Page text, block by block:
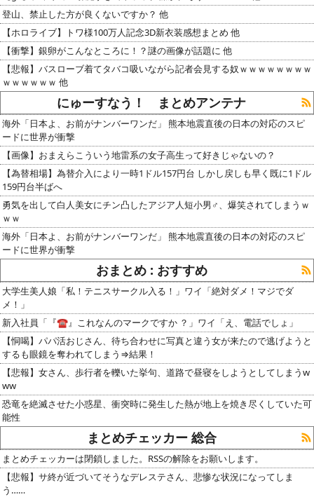
登山、禁止した方が良くないですか？ 他
【ホロライブ】トワ様100万人記念3D新衣装感想まとめ 他
【衝撃】銀卵がこんなところに！？謎の画像が話題に 他
【悲報】バスローブ着てタバコ吸いながら記者会見する奴ｗｗｗｗｗｗｗｗ
ｗｗｗｗｗｗ 他
にゅーすなう！ まとめアンテナ
海外「日本よ、お前がナンバーワンだ」 熊本地震直後の日本の対応のスピ
ードに世界が衝撃
【画像】おまえらこういう地雷系の女子高生って好きじゃないの？
【為替相場】為替介入により一時1ドル157円台 しかし戻しも早く既に1ドル
159円台半ばへ
勇気を出して白人美女にチン凸したアジア人短小男♂、爆笑されてしまうｗ
ｗｗ
海外「日本よ、お前がナンバーワンだ」 熊本地震直後の日本の対応のスピ
ードに世界が衝撃
おまとめ : おすすめ
大学生美人娘「私！テニスサークル入る！」ワイ「絶対ダメ！マジでダ
メ！」
新入社員「『☎︎』これなんのマークですか ？」ワイ「え、電話でしょ」
【恫喝】パパ活おじさん、待ち合わせに写真と違う女が来たので逃げようと
するも眼鏡を奪われてしまう⇒結果！
【悲報】女さん、歩行者を轢いた挙句、道路で昼寝をしようとしてしまうw
ww
恐竜を絶滅させた小惑星、衝突時に発生した熱が地上を焼き尽くしていた可
能性
まとめチェッカー 総合
まとめチェッカーは閉鎖しました。RSSの解除をお願いします。
【悲報】サ終が近づいてそうなデレステさん、悲惨な状況になってしま
う……